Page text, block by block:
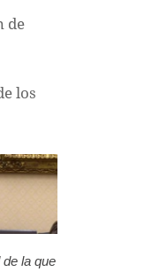
de
los
la que